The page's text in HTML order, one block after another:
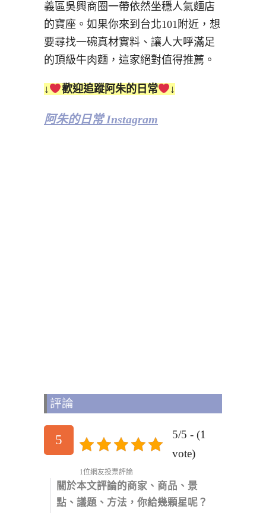
義區吳興商圈一帶依然坐穩人氣麵店
的寶座。如果你來到台北101附近，想
要尋找一碗真材實料、讓人大呼滿足
的頂級牛肉麵，這家絕對值得推薦。
↓ 歡迎追蹤阿朱的日常 ↓
阿朱的日常 Instagram
評論
5
5/5 - (1
vote)
1位網友投票評論
關於本文評論的商家、商品、景
點、議題、方法，你給幾顆星呢？